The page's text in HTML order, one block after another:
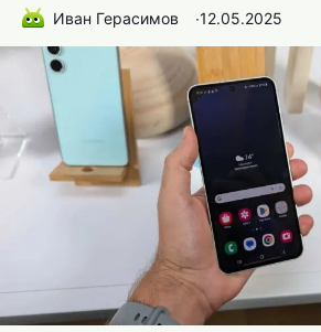
Иван Герасимов ∙12.05.2025